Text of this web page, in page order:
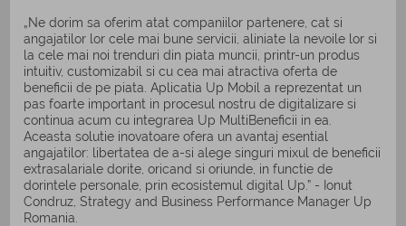
„Ne dorim sa oferim atat companiilor partenere, cat si
angajatilor lor cele mai bune servicii, aliniate la nevoile lor si
la cele mai noi trenduri din piata muncii, printr-un produs
intuitiv, customizabil si cu cea mai atractiva oferta de
beneficii de pe piata. Aplicatia Up Mobil a reprezentat un
pas foarte important in procesul nostru de digitalizare si
continua acum cu integrarea Up MultiBeneficii in ea.
Aceasta solutie inovatoare ofera un avantaj esential
angajatilor: libertatea de a-si alege singuri mixul de beneficii
extrasalariale dorite, oricand si oriunde, in functie de
dorintele personale, prin ecosistemul digital Up.” - Ionut
Condruz, Strategy and Business Performance Manager Up
Romania.